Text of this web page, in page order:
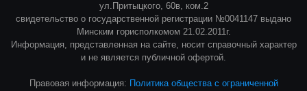
ул.Притыцкого, 60в, ком.2
свидетельство о государственной регистрации №0041147 выдано
Минским горисполкомом 21.02.2011г.
Информация, представленная на сайте, носит справочный характер
и не является публичной офертой.
Правовая информация: Политика общества с ограниченной